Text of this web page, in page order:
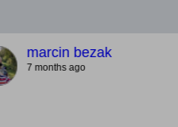
marcin bezak
7 months ago